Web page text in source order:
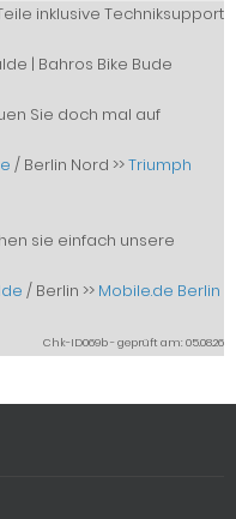
inklusive Techniksupport
| Bahros Bike Bude
Sie doch mal auf
/ Berlin Nord >>Triumph
sie einfach unsere
/ Berlin >> Mobile.de Berlin
Chk-ID069b - geprüft am: 05.08.26